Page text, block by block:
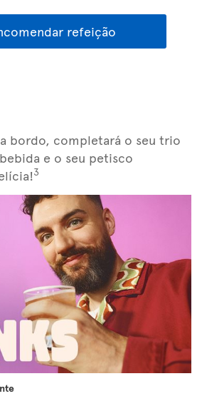
refeição
bordo, completará o seu trio
e o seu petisco
3